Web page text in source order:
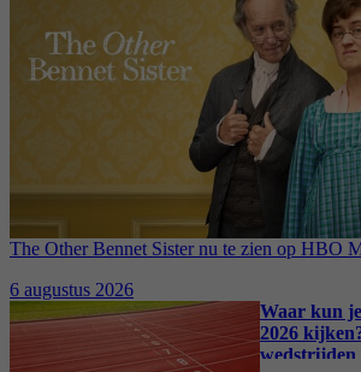
The Other Bennet Sister nu te zien op HBO
6 augustus 2026
Waar kun
2026
wedstrijden